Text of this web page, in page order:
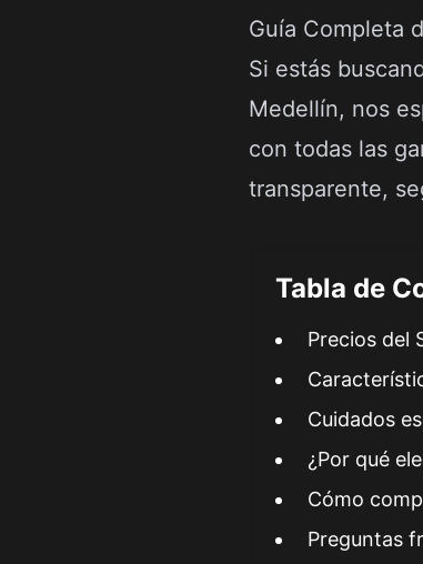
Guía Completa
Si estás
Medellín, nos
con todas las
transparente,
Tabla de
Precios del
Cuidados
¿Por qué
Cómo
Preguntas